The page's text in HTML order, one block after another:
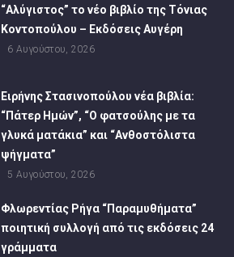
“Αλύγιστος” το νέο βιβλίο της Τόνιας
Κοντοπούλου – Εκδόσεις Αυγέρη
6 Αυγούστου, 2026
Ειρήνης Στασινοπούλου νέα βιβλία:
“Πάτερ Ημών”, “Ο φατσούλης με τα
γλυκά ματάκια” και “Ανθοστόλιστα
ψήγματα”
5 Αυγούστου, 2026
Φλωρεντίας Ρήγα “Παραμυθήματα”
ποιητική συλλογή από τις εκδόσεις 24
γράμματα